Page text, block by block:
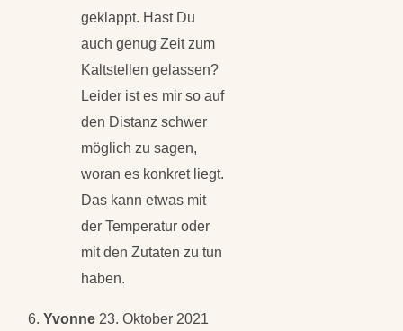
geklappt. Hast Du
auch genug Zeit zum
Kaltstellen gelassen?
Leider ist es mir so auf
den Distanz schwer
möglich zu sagen,
woran es konkret liegt.
Das kann etwas mit
der Temperatur oder
mit den Zutaten zu tun
haben.
Yvonne 23. Oktober 2021